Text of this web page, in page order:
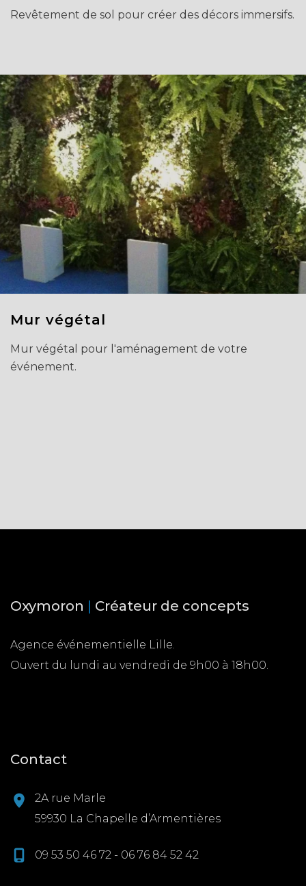
Revêtement de sol pour créer des décors immersifs.
Mur végétal
Mur végétal pour l'aménagement de votre
événement.
Oxymoron | Créateur de concepts
Agence événementielle Lille.
Ouvert du lundi au vendredi de 9h00 à 18h00.
Contact
2A rue Marle
59930 La Chapelle d’Armentières
09 53 50 46 72 - 06 76 84 52 42